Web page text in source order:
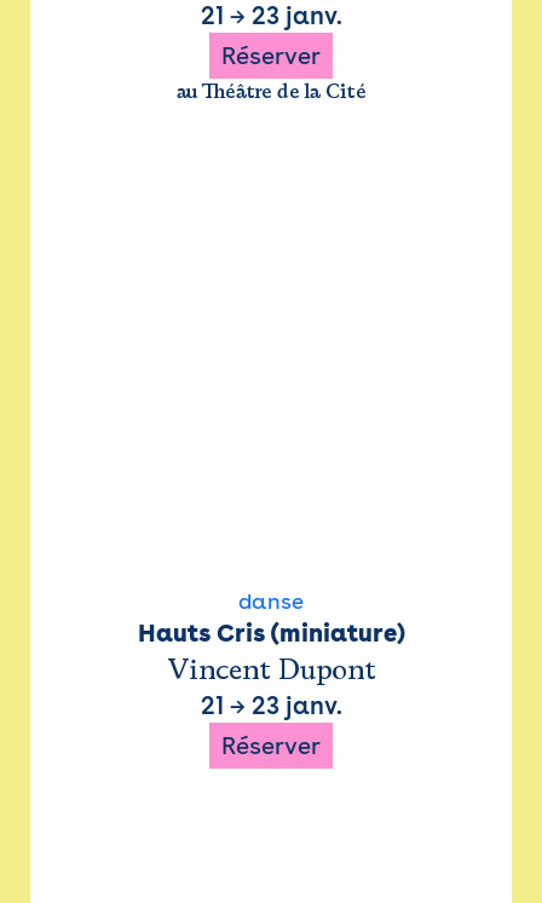
21 → 23 janv.
Réserver
au Théâtre de la Cité
danse
Hauts Cris (miniature)
Vincent Dupont
21 → 23 janv.
Réserver